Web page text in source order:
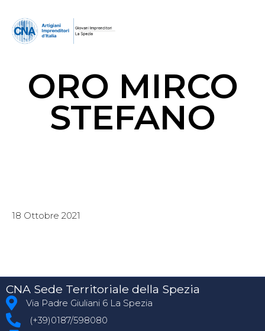
ORO MIRCO
STEFANO
18 Ottobre 2021
CNA Sede Territoriale della Spezia
Via Padre Giuliani 6 La Spezia
(+39)0187/598080